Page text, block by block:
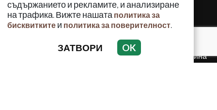
съдържанието и рекламите, и анализиране
на трафика. Вижте нашата политика за
бисквитките и политика за поверителност.
ЗАТВОРИ OK
ПО СВЕТА
ВОДЕЩИ ТЕМИ
Използването и публикуването на част или цялото
съдържание на Crimes.BG без разрешение на Медийна